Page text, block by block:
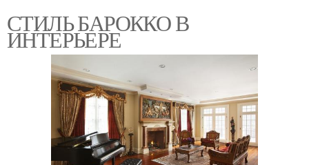
СТИЛЬ БАРОККО В
ИНТЕРЬЕРЕ